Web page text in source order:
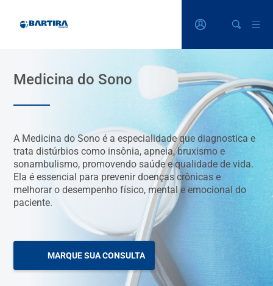
Medicina do Sono
A Medicina do Sono é a especialidade que diagnostica e
trata distúrbios como insônia, apneia, bruxismo e
sonambulismo, promovendo saúde e qualidade de vida.
Ela é essencial para prevenir doenças crônicas e
melhorar o desempenho físico, mental e emocional do
paciente.
MARQUE SUA CONSULTA